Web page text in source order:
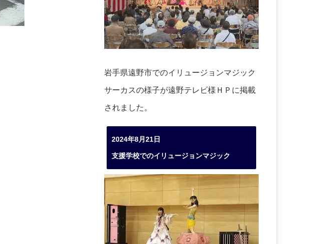
岩手県遠野市でのイリュージョンマジック
サーカスの様子が遠野テレビ様ＨＰに掲載
されました。
2024年8月21日
支援学校でのイリュージョンマジック